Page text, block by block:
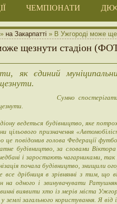
ЧЕМПІОНАТИ
» на Закарпатті » В Ужгороді може
щезнути стадіон
як єдиний
Сумно
ведеться будівництво, яке
цільового призначення
це повідомив голова Федерації
будівництво, за словами
і заростають чагарниками, так
почала будівництво, знищили
дрібниця в зрівнянні з тим, що
на одного і звинувачувати
виявити хто із мерів міста
землі загального користування. Я